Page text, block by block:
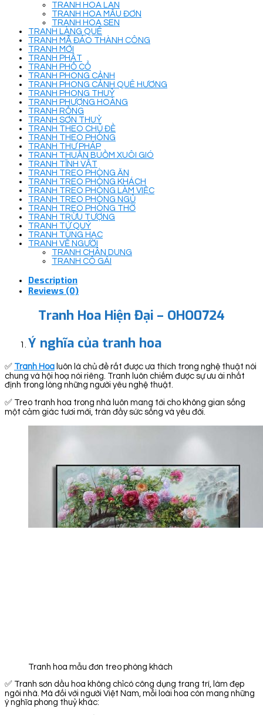
TRANH HOA LAN
TRANH HOA MẪU ĐƠN
TRANH HOA SEN
TRANH LÀNG QUÊ
TRANH MÃ ĐÁO THÀNH CÔNG
TRANH MỚI
TRANH PHẬT
TRANH PHỐ CỔ
TRANH PHONG CẢNH
TRANH PHONG CẢNH QUÊ HƯƠNG
TRANH PHONG THUỶ
TRANH PHƯỢNG HOÀNG
TRANH RỒNG
TRANH SƠN THUỶ
TRANH THEO CHỦ ĐỀ
TRANH THEO PHÒNG
TRANH THƯ PHÁP
TRANH THUẬN BUỒM XUÔI GIÓ
TRANH TĨNH VẬT
TRANH TREO PHÒNG ĂN
TRANH TREO PHÒNG KHÁCH
TRANH TREO PHÒNG LÀM VIỆC
TRANH TREO PHÒNG NGỦ
TRANH TREO PHÒNG THỜ
TRANH TRỪU TƯỢNG
TRANH TỨ QUÝ
TRANH TÙNG HẠC
TRANH VẼ NGƯỜI
TRANH CHÂN DUNG
TRANH CÔ GÁI
Description
Reviews (0)
Tranh Hoa Hiện Đại – OHO0724
Ý nghĩa của tranh hoa
✅ Tranh Hoa luôn là chủ đề rất được ưa thích trong nghệ thuật nói
chung và hội hoạ nói riêng. Tranh luôn chiếm được sự ưu ái nhất
định trong lòng những người yêu nghệ thuật.
✅ Treo tranh hoa trong nhà luôn mang tới cho không gian sống
một cảm giác tươi mới, tràn đầy sức sống và yêu đời.
Tranh hoa mẫu đơn treo phòng khách
✅ Tranh sơn dầu hoa không chỉcó công dụng trang trí, làm đẹp
ngôi nhà. Mà đối với người Việt Nam, mỗi loài hoa còn mang những
ý nghĩa phong thuỷ khác: